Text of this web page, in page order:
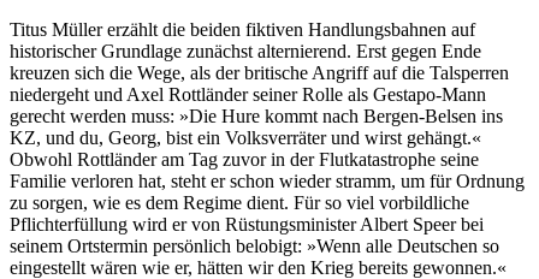
Titus Müller erzählt die beiden fiktiven Handlungsbahnen auf
historischer Grundlage zunächst alternie­rend. Erst gegen Ende
kreuzen sich die Wege, als der britische Angriff auf die Talsperren
niedergeht und Axel Rottländer seiner Rolle als Gestapo-Mann
gerecht werden muss: »Die Hure kommt nach Bergen-Bel­sen ins
KZ, und du, Georg, bist ein Volksverräter und wirst gehängt.«
Obwohl Rottländer am Tag zuvor in der Flut­ka­tas­tro­phe seine
Familie verloren hat, steht er schon wieder stramm, um für Ordnung
zu sorgen, wie es dem Regime dient. Für so viel vorbildliche
Pflichterfüllung wird er von Rüstungsminister Albert Speer bei
seinem Ortstermin persönlich belobigt: »Wenn alle Deutschen so
eingestellt wären wie er, hätten wir den Krieg bereits gewonnen.«